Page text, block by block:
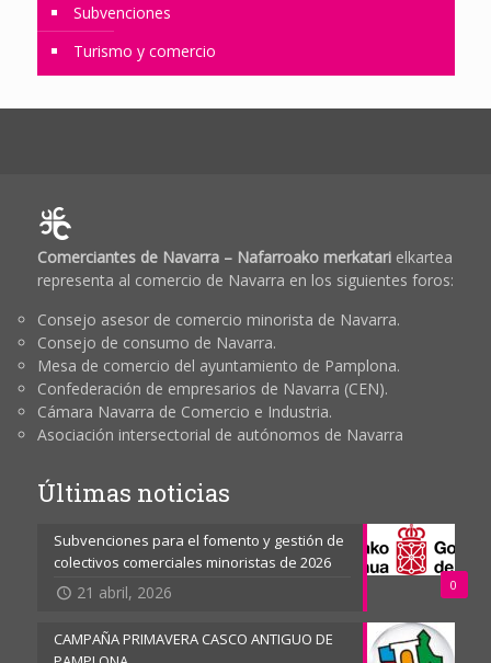
Subvenciones
Turismo y comercio
Comerciantes de Navarra – Nafarroako merkatarielkartea
representa al comercio de Navarra en los siguientes foros:
Consejo asesor de comercio minorista de Navarra.
Consejo de consumo de Navarra.
Mesa de comercio del ayuntamiento de Pamplona.
Confederación de empresarios de Navarra (CEN).
Cámara Navarra de Comercio e Industria.
Asociación intersectorial de autónomos de Navarra
Últimas noticias
0
Subvenciones para el fomento y gestión de
colectivos comerciales minoristas de 2026
21 abril, 2026
CAMPAÑA PRIMAVERA CASCO ANTIGUO DE